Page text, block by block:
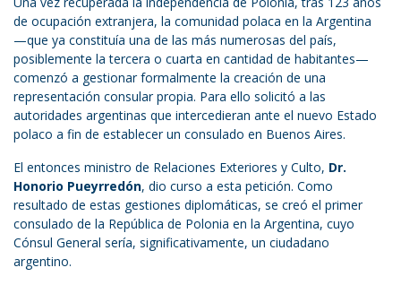
de ocupación extranjera, la comunidad polaca en la Argentina
—que ya constituía una de las más numerosas del país,
posiblemente la tercera o cuarta en cantidad de habitantes—
comenzó a gestionar formalmente la creación de una
representación consular propia. Para ello solicitó a las
autoridades argentinas que intercedieran ante el nuevo Estado
polaco a fin de establecer un consulado en Buenos Aires.
El entonces ministro de Relaciones Exteriores y Culto, Dr.
Honorio Pueyrredón, dio curso a esta petición. Como
resultado de estas gestiones diplomáticas, se creó el primer
consulado de la República de Polonia en la Argentina, cuyo
Cónsul General sería, significativamente, un ciudadano
argentino.